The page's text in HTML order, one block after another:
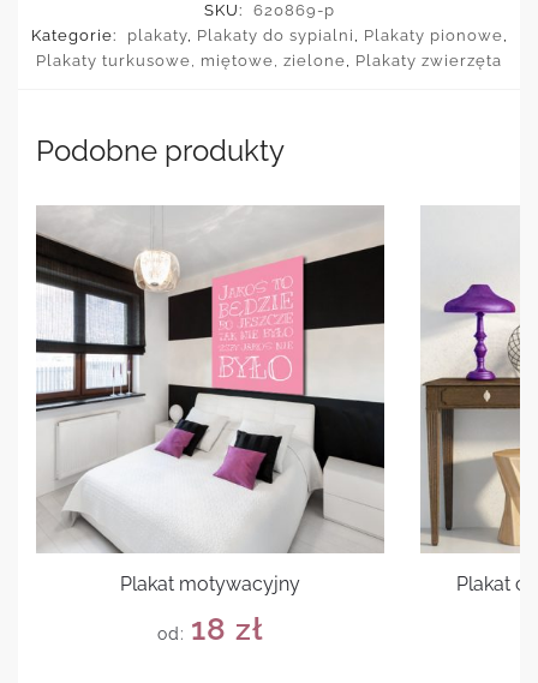
SKU:
620869-p
Kategorie:
plakaty, Plakaty do sypialni , Plakaty pionowe,
Plakaty turkusowe, miętowe, zielone, Plakaty zwierzęta
Podobne produkty
Plakat motywacyjny
od: 18 zł
Plakat